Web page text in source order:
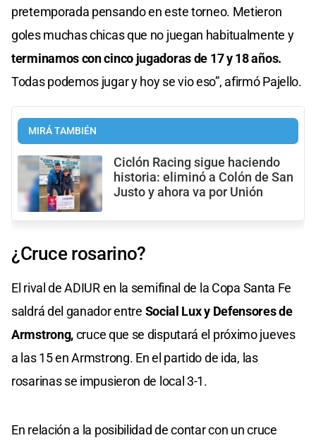
pretemporada pensando en este torneo. Metieron
goles muchas chicas que no juegan habitualmente y
terminamos con cinco jugadoras de 17 y 18 años.
Todas podemos jugar y hoy se vio eso”, afirmó Pajello.
MIRÁ TAMBIÉN
Ciclón Racing sigue haciendo
historia: eliminó a Colón de San
Justo y ahora va por Unión
¿Cruce rosarino?
El rival de ADIUR en la semifinal de la Copa Santa Fe
saldrá del ganador entre Social Lux y Defensores de
Armstrong,cruce que se disputará el próximo jueves
a las 15 en Armstrong. En el partido de ida, las
rosarinas se impusieron de local 3-1.
En relación a la posibilidad de contar con un cruce